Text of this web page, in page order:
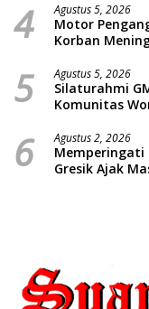
4 Agustus 5, 2026
Motor
Korban
5 Agustus 5, 2026
Silaturahmi
Komunitas
Massal dan
6 Agustus 2, 2026
Memperingati
Gresik Ajak